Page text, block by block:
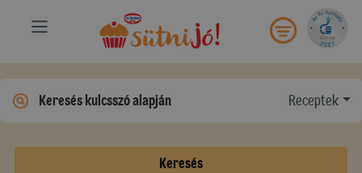
Receptek
Keresés